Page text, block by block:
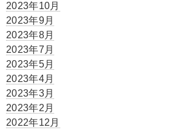
2023年10月
2023年9月
2023年8月
2023年7月
2023年5月
2023年4月
2023年3月
2023年2月
2022年12月